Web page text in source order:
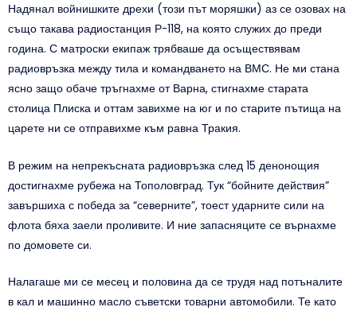
Надянал войнишките дрехи (този път моряшки) аз се озовах на
също такава радиостанция Р-118, на която служих до преди
година. С матроски екипаж трябваше да осъществявам
радиовръзка между тила и командването на ВМС. Не ми стана
ясно защо обаче тръгнахме от Варна, стигнахме старата
столица Плиска и оттам завихме на юг и по старите пътища на
царете ни се отправихме към равна Тракия.
В режим на непрекъсната радиовръзка след 15 денонощия
достигнахме рубежа на Тополовград. Тук “бойните действия”
завършиха с победа за “северните”, тоест ударните сили на
флота бяха заели проливите. И ние запасняците се върнахме
по домовете си.
Налагаше ми се месец и половина да се трудя над потъналите
в кал и машинно масло съветски товарни автомобили. Те като